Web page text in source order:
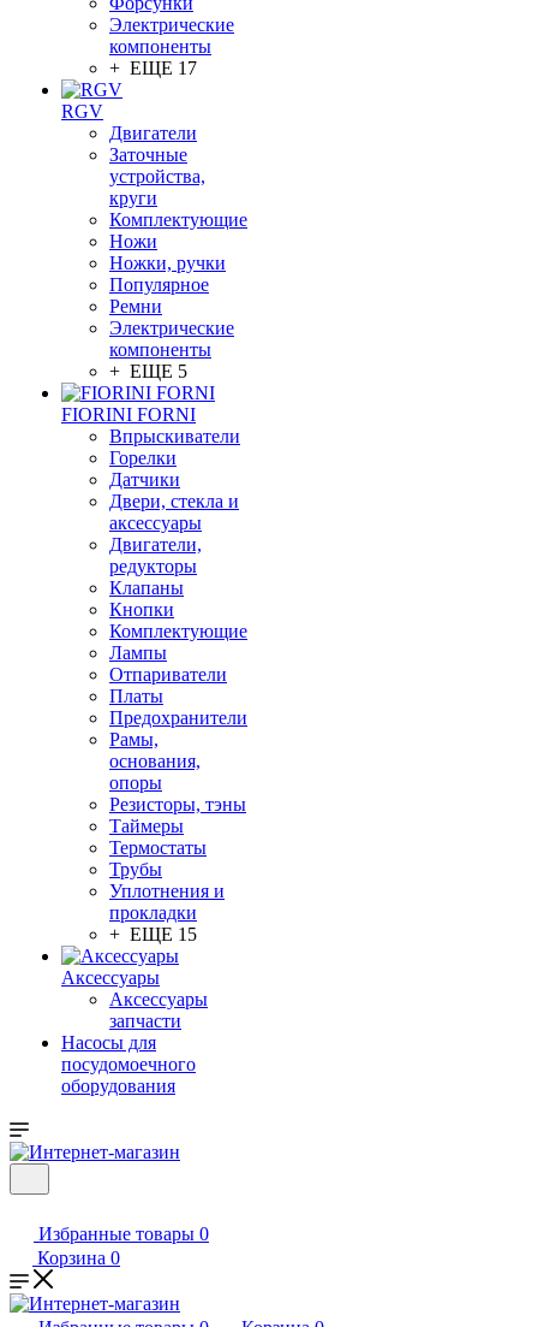
Электрические
компоненты
+ ЕЩЕ 17
RGV
Двигатели
Заточные
устройства,
круги
Комплектующие
Ножи
Ножки, ручки
Популярное
Ремни
Электрические
компоненты
+ ЕЩЕ 5
FIORINI FORNI
Впрыскиватели
Горелки
Датчики
Двери, стекла и
аксессуары
Двигатели,
редукторы
Клапаны
Кнопки
Комплектующие
Лампы
Отпариватели
Платы
Предохранители
Рамы,
основания,
опоры
Резисторы, тэны
Таймеры
Термостаты
Трубы
Уплотнения и
прокладки
+ ЕЩЕ 15
Аксессуары
Аксессуары
запчасти
Насосы для
посудомоечного
оборудования
Избранные товары 0
Корзина 0